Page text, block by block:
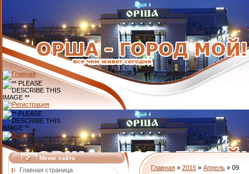
Меню сайта
Главная страница
Главная » 2015 » Апрель » 09